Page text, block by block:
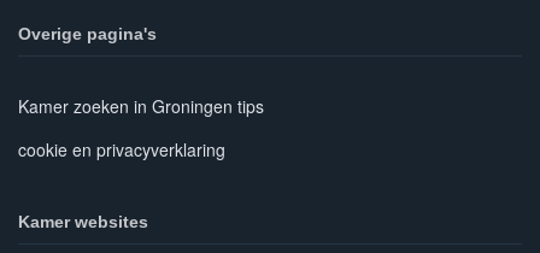
Overige pagina's
Kamer zoeken in Groningen tips
cookie en privacyverklaring
Kamer websites